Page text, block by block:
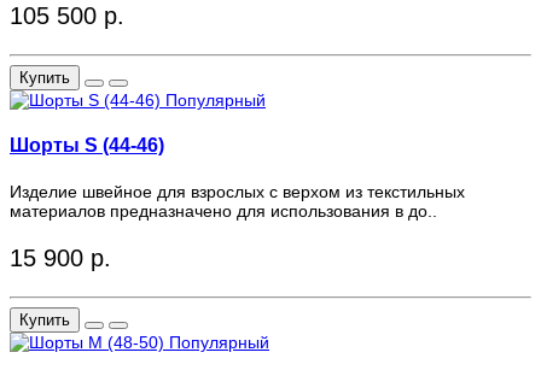
105 500 р.
Купить
Популярный
Шорты S (44-46)
Изделие швейное для взрослых с верхом из текстильных
материалов предназначено для использования в до..
15 900 р.
Купить
Популярный